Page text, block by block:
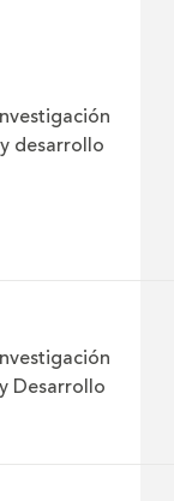
y desarrollo
y Desarrollo